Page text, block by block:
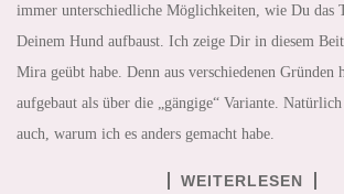
immer unterschiedliche Möglichkeiten, wie Du das
Deinem Hund aufbaust. Ich zeige Dir in diesem
Mira geübt habe. Denn aus verschiedenen Gründen
aufgebaut als über die „gängige“ Variante.
auch, warum ich es anders gemacht habe.
WEITERLESEN